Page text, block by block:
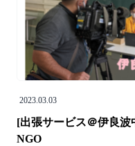
2023.03.03
[出張サービス＠伊良
NGO